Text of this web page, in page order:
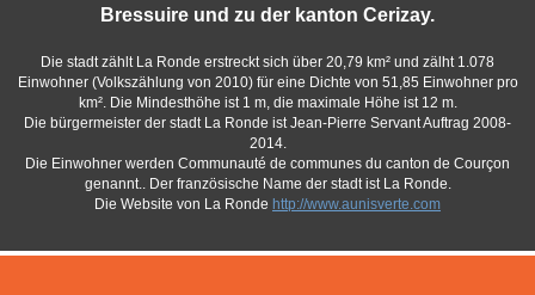
Bressuire und zu der kanton Cerizay.
Die stadt zählt La Ronde erstreckt sich über 20,79 km² und zälht 1.078
Einwohner (Volkszählung von 2010) für eine Dichte von 51,85 Einwohner pro
km². Die Mindesthöhe ist 1 m, die maximale Höhe ist 12 m.
Die bürgermeister der stadt La Ronde ist Jean-Pierre Servant Auftrag 2008-
2014.
Die Einwohner werden Communauté de communes du canton de Courçon
genannt.. Der französische Name der stadt ist La Ronde.
Die Website von La Ronde http://www.aunisverte.com